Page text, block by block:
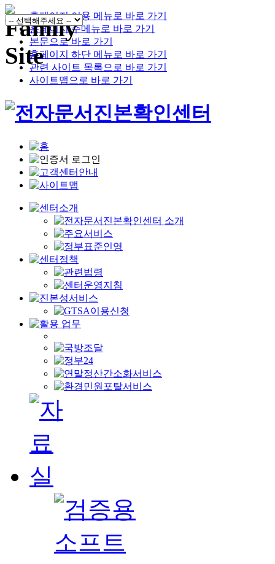
홈페이지 이용 메뉴로 바로 가기
홈페이지 주메뉴로 바로 가기
본문으로 바로 가기
홈페이지 하단 메뉴로 바로 가기
관련 사이트 목록으로 바로 가기
사이트맵으로 바로 가기